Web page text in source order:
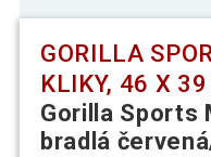
GORILLA
KLIKY, 46 X
Gorilla Sports
bradlá